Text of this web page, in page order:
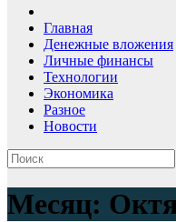
Главная
Денежные вложения
Личные финансы
Технологии
Экономика
Разное
Новости
Месяц: